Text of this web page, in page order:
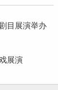
目展演举办
展演